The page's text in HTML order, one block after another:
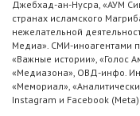
Джебхад-ан-Нусра, «АУМ
странах исламского
нежелательной
Медиа». СМИ-иноагентами
«Важные истории», «Голос
«Медиазона», ОВД-инфо.
«Мемориал»,
Instagram и Facebook